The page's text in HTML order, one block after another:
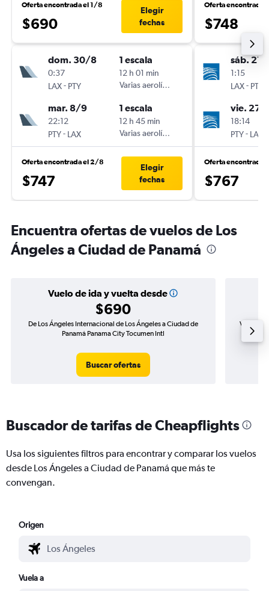
Oferta encontrada el 1/8
$690
Elegir
fechas
dom. 30/8
0:37
LAX- PTY
1 escala
12 h 01 min
Varias aerolíneas
mar. 8/9
22:12
PTY- LAX
1 escala
12 h 45 min
Varias aerolíneas
Oferta encontrada el 2/8
$747
Elegir
fechas
Oferta encontrada
$748
sáb. 21/
1:15
LAX- PTY
vie. 27/
18:14
PTY- LAX
Oferta encontrada
$767
Encuentra ofertas de vuelos de Los
Ángeles a Ciudad de Panamá
Vuelo de ida y vuelta desde
$690
De Los Ángeles Internacional de Los Ángeles a Ciudad de
Panamá Panama City Tocumen Intl
Buscar ofertas
Vuelo de
Buscador de tarifas de Cheapflights
Usa los siguientes filtros para encontrar y comparar los vuelos
desde Los Ángeles a Ciudad de Panamá que más te
convengan.
Origen
Vuela a